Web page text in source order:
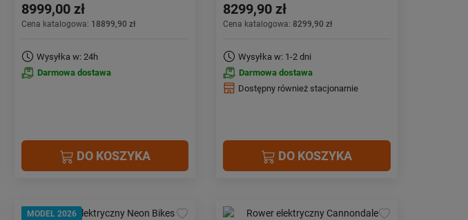
8999,00 zł
Cena katalogowa: 18899,90 zł
Wysyłka w: 24h
Darmowa dostawa
DO KOSZYKA
8299,90 zł
Cena katalogowa:8299,90 zł
Wysyłka w: 1-2 dni
Darmowa dostawa
Dostępny również stacjonarnie
DO KOSZYKA
MODEL 2026